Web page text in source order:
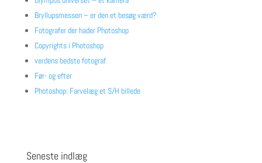
Bryllupsmessen – er den et besøg værd?
Fotografer der hader Photoshop
Copyrights i Photoshop
verdens bedste fotograf
Før- og efter
Photoshop: Farvelæg et S/H billede
Seneste indlæg